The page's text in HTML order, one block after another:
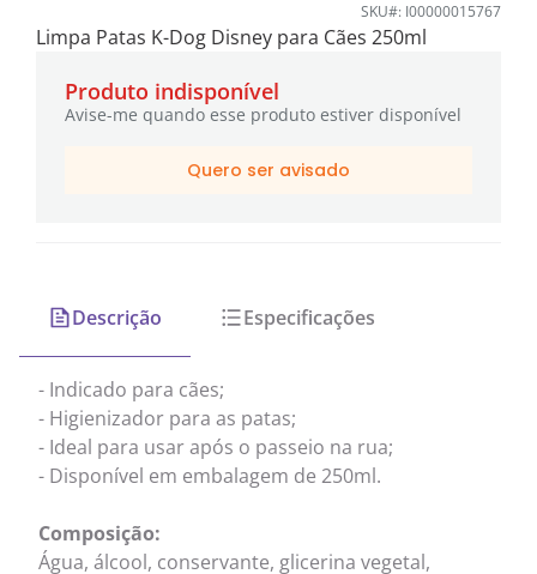
SKU#: I00000015767
Limpa Patas K-Dog Disney para Cães 250ml
Produto indisponível
Avise-me quando esse produto estiver disponível
Quero ser avisado
Descrição Especificações
- Indicado para cães;
- Higienizador para as patas;
- Ideal para usar após o passeio na rua;
- Disponível em embalagem de 250ml.
Composição:
Água, álcool, conservante, glicerina vegetal,